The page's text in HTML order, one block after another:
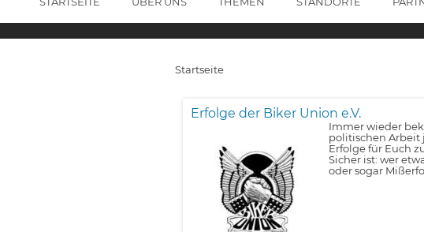
Startseite
Erfolge der Biker Union e.V.
Immer wieder
politischen Arbeit
Erfolge für Euch
Sicher ist: wer
oder sogar